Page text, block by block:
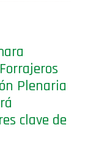
Plenaria
clave de